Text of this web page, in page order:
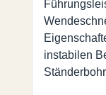
Eigenschaften Geeignet für den
instabilen